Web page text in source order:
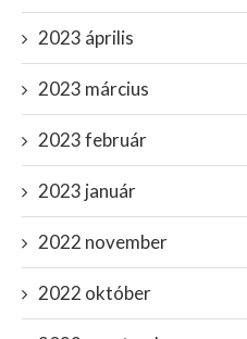
2023 április
2023 március
2023 február
2023 január
2022 november
2022 október